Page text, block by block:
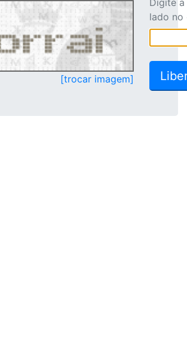
[trocar imagem]
Digite
lado no